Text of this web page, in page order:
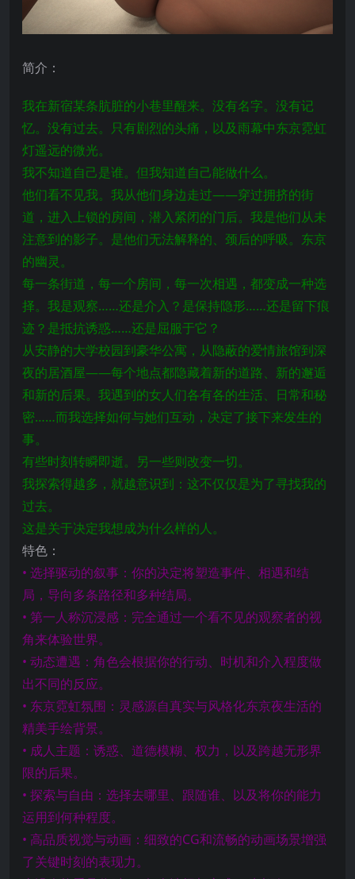
简介：
我在新宿某条肮脏的小巷里醒来。没有名字。没有记
忆。没有过去。只有剧烈的头痛，以及雨幕中东京霓虹
灯遥远的微光。
我不知道自己是谁。但我知道自己能做什么。
他们看不见我。我从他们身边走过——穿过拥挤的街
道，进入上锁的房间，潜入紧闭的门后。我是他们从未
注意到的影子。是他们无法解释的、颈后的呼吸。东京
的幽灵。
每一条街道，每一个房间，每一次相遇，都变成一种选
择。我是观察……还是介入？是保持隐形……还是留下痕
迹？是抵抗诱惑……还是屈服于它？
从安静的大学校园到豪华公寓，从隐蔽的爱情旅馆到深
夜的居酒屋——每个地点都隐藏着新的道路、新的邂逅
和新的后果。我遇到的女人们各有各的生活、日常和秘
密……而我选择如何与她们互动，决定了接下来发生的
事。
有些时刻转瞬即逝。另一些则改变一切。
我探索得越多，就越意识到：这不仅仅是为了寻找我的
过去。
这是关于决定我想成为什么样的人。
特色：
• 选择驱动的叙事：你的决定将塑造事件、相遇和结
局，导向多条路径和多种结局。
• 第一人称沉浸感：完全通过一个看不见的观察者的视
角来体验世界。
• 动态遭遇：角色会根据你的行动、时机和介入程度做
出不同的反应。
• 东京霓虹氛围：灵感源自真实与风格化东京夜生活的
精美手绘背景。
• 成人主题：诱惑、道德模糊、权力，以及跨越无形界
限的后果。
• 探索与自由：选择去哪里、跟随谁、以及将你的能力
运用到何种程度。
• 高品质视觉与动画：细致的CG和流畅的动画场景增强
了关键时刻的表现力。